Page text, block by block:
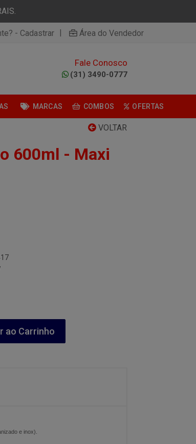
- Cadastrar | Área do Vendedor
Fale Conosco
(31) 3490-0777
MARCAS COMBOS OFERTAS
VOLTAR
600ml - Maxi
ao Carrinho
e inox).